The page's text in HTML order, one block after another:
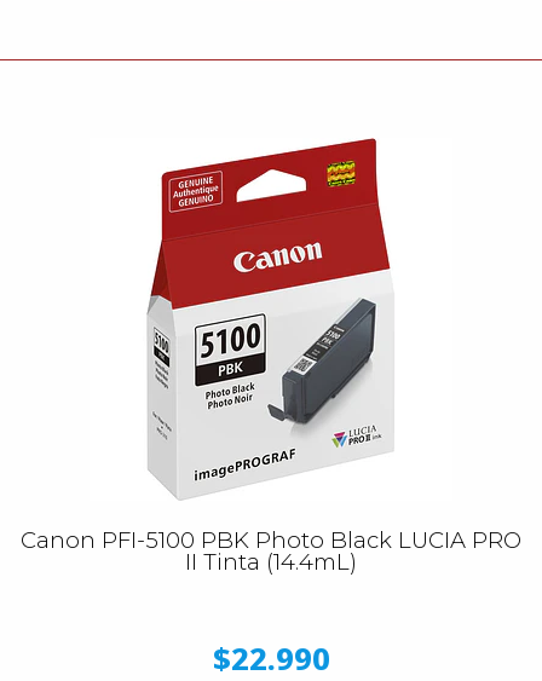
Canon PFI-5100 PBK Photo Black LUCIA PRO
II Tinta (14.4mL)
$22.990